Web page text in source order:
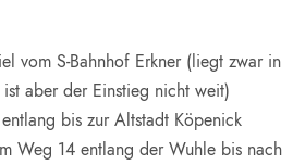
vom S-Bahnhof Erkner (liegt zwar in
aber der Einstieg nicht weit)
bis zur Altstadt Köpenick
Weg 14 entlang der Wuhle bis nach